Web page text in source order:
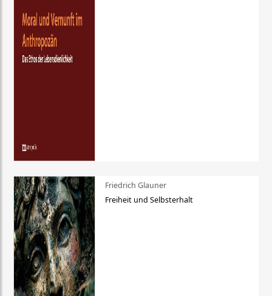
Friedrich Glauner
Freiheit und Selbsterhalt